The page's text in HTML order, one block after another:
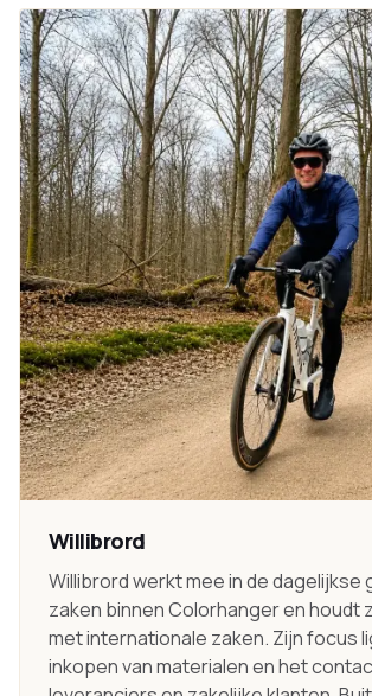
Willibrord
Willibrord werkt mee in de dagelijkse
zaken binnen Colorhanger en houdt
met internationale zaken. Zijn focus
inkopen van materialen en het